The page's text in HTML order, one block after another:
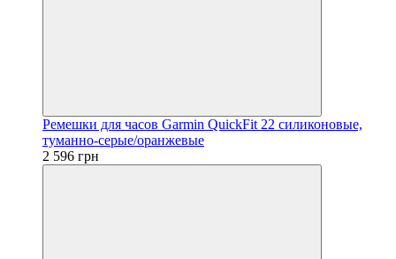
Ремешки для часов Garmin QuickFit 22 силиконовые,
туманно-серые/оранжевые
2 596 грн